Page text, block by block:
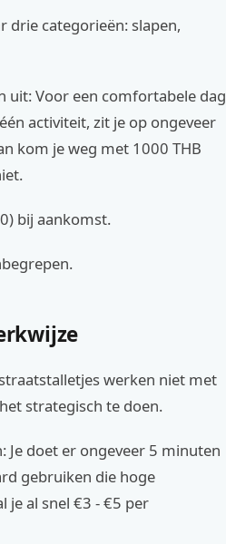
drie categorieën: slapen,
uit: Voor een comfortabele dag
activiteit, zit je op ongeveer
kom je weg met 1000 THB
bij aankomst.
werken niet met
strategisch te doen.
Je doet er ongeveer 5 minuten
gebruiken die hoge
je al snel €3 - €5 per